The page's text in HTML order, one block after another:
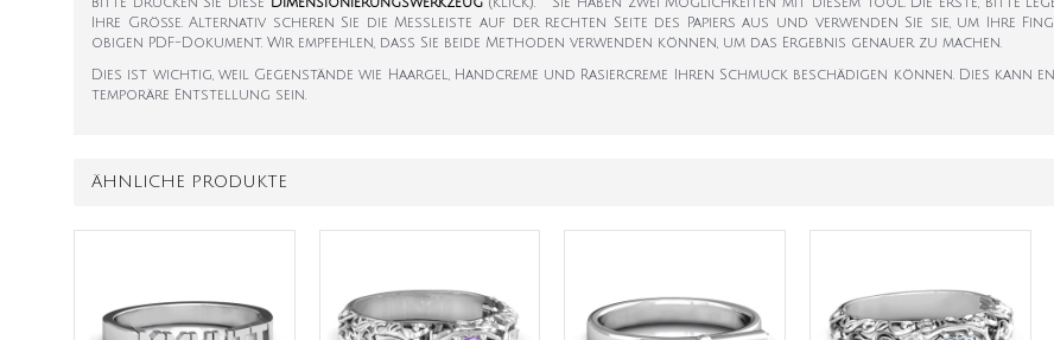
Ihre Größe. Alternativ scheren Sie die Messleiste auf der rechten Seite des Papiers aus und verwenden Sie sie, um Ihre
obigen PDF-Dokument. Wir empfehlen, dass Sie beide Methoden verwenden können, um das Ergebnis genauer zu machen.
Dies ist wichtig, weil Gegenstände wie Haargel, Handcreme und Rasiercreme Ihren Schmuck beschädigen können. Dies
temporäre Entstellung sein.
ÄHNLICHE PRODUKTE